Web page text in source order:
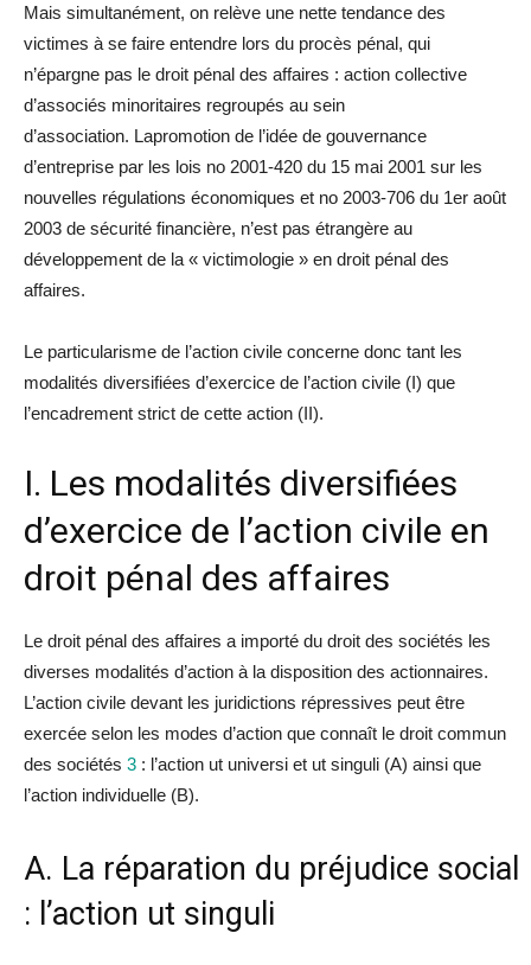
Mais simultanément, on relève une nette tendance des
victimes à se faire entendre lors du procès pénal, qui
n’épargne pas le droit pénal des affaires : action collective
d’associés minoritaires regroupés au sein
d’association. Lapromotion de l’idée de gouvernance
d’entreprise par les lois no 2001-420 du 15 mai 2001 sur les
nouvelles régulations économiques et no 2003-706 du 1er août
2003 de sécurité financière, n’est pas étrangère au
développement de la « victimologie » en droit pénal des
affaires.
Le particularisme de l’action civile concerne donc tant les
modalités diversifiées d’exercice de l’action civile (I) que
l’encadrement strict de cette action (II).
I. Les modalités diversifiées
d’exercice de l’action civile en
droit pénal des affaires
Le droit pénal des affaires a importé du droit des sociétés les
diverses modalités d’action à la disposition des actionnaires.
L’action civile devant les juridictions répressives peut être
exercée selon les modes d’action que connaît le droit commun
des sociétés 3 : l’action ut universi et ut singuli (A) ainsi que
l’action individuelle (B).
A. La réparation du préjudice social
: l’action ut singuli